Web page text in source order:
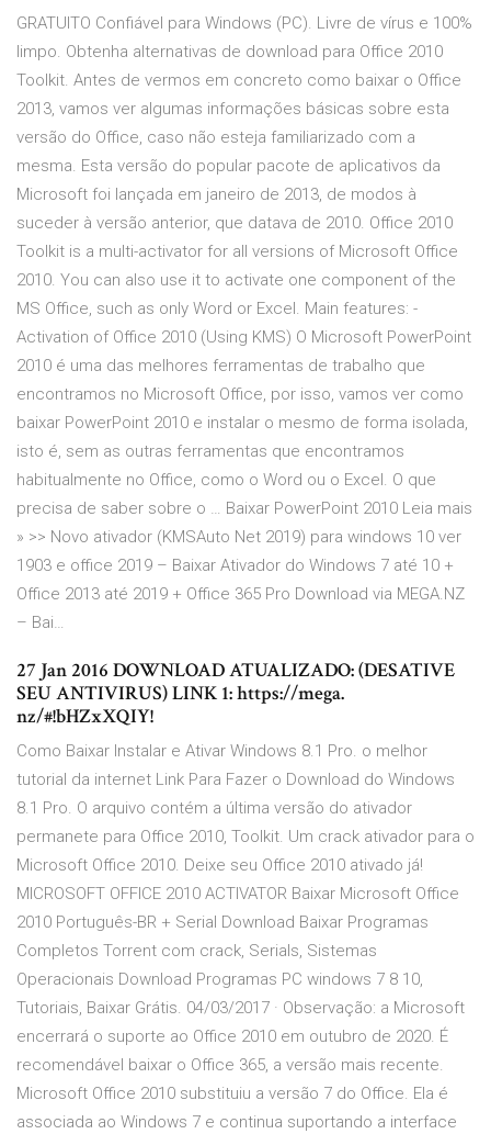
GRATUITO Confiável para Windows (PC). Livre de vírus e 100%
limpo. Obtenha alternativas de download para Office 2010
Toolkit. Antes de vermos em concreto como baixar o Office
2013, vamos ver algumas informações básicas sobre esta
versão do Office, caso não esteja familiarizado com a
mesma. Esta versão do popular pacote de aplicativos da
Microsoft foi lançada em janeiro de 2013, de modos à
suceder à versão anterior, que datava de 2010. Office 2010
Toolkit is a multi-activator for all versions of Microsoft Office
2010. You can also use it to activate one component of the
MS Office, such as only Word or Excel. Main features: -
Activation of Office 2010 (Using KMS) O Microsoft PowerPoint
2010 é uma das melhores ferramentas de trabalho que
encontramos no Microsoft Office, por isso, vamos ver como
baixar PowerPoint 2010 e instalar o mesmo de forma isolada,
isto é, sem as outras ferramentas que encontramos
habitualmente no Office, como o Word ou o Excel. O que
precisa de saber sobre o … Baixar PowerPoint 2010 Leia mais
» >> Novo ativador (KMSAuto Net 2019) para windows 10 ver
1903 e office 2019 – Baixar Ativador do Windows 7 até 10 +
Office 2013 até 2019 + Office 365 Pro Download via MEGA.NZ
– Bai…
27 Jan 2016 DOWNLOAD ATUALIZADO: (DESATIVE
SEU ANTIVIRUS) LINK 1: https://mega.
nz/#!bHZxXQIY!
Como Baixar Instalar e Ativar Windows 8.1 Pro. o melhor
tutorial da internet Link Para Fazer o Download do Windows
8.1 Pro. O arquivo contém a última versão do ativador
permanete para Office 2010, Toolkit. Um crack ativador para o
Microsoft Office 2010. Deixe seu Office 2010 ativado já!
MICROSOFT OFFICE 2010 ACTIVATOR Baixar Microsoft Office
2010 Português-BR + Serial Download Baixar Programas
Completos Torrent com crack, Serials, Sistemas
Operacionais Download Programas PC windows 7 8 10,
Tutoriais, Baixar Grátis. 04/03/2017 · Observação: a Microsoft
encerrará o suporte ao Office 2010 em outubro de 2020. É
recomendável baixar o Office 365, a versão mais recente.
Microsoft Office 2010 substituiu a versão 7 do Office. Ela é
associada ao Windows 7 e continua suportando a interface